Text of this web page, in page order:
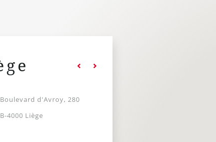
Boulevard d'Avroy, 280
B-4000 Liège